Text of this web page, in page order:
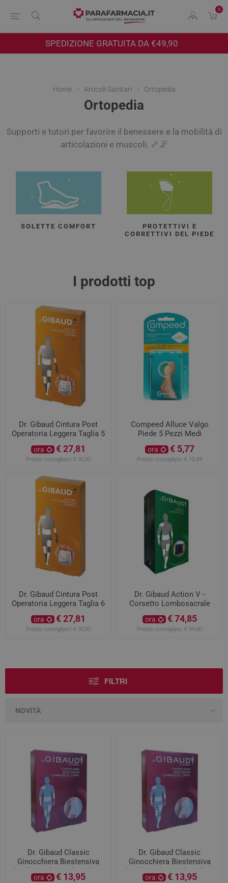
0
SPEDIZIONE GRATUITA DA €49,90
Home Articoli Sanitari Ortopedia
Ortopedia
Supporti e tutori per favorire il benessere e la mobilità di
articolazioni e muscoli. 🦴🦵
SOLETTE COMFORT
PROTETTIVI E
CORRETTIVI DEL PIEDE
I prodotti top
Dr. Gibaud Cintura Post
Operatoria Leggera Taglia 5
da 105 a 115 CM
ora € 27,81
Prezzo consigliato: € 30,90
Compeed Alluce Valgo
Piede 5 Pezzi Medi
ora € 5,77
Prezzo consigliato: € 10,49
Dr. Gibaud Cintura Post
Operatoria Leggera Taglia 6
ora € 27,81
Prezzo consigliato: € 30,90
Dr. Gibaud Action V -
Corsetto Lombosacrale
ora € 74,85
Prezzo consigliato: € 99,80
FILTRI
Dr. Gibaud Classic
Ginocchiera Biestensiva
lambswool camel Taglia 2
ora € 13,95
Dr. Gibaud Classic
Ginocchiera Biestensiva
lambswool camel Taglia 4
ora € 13,95